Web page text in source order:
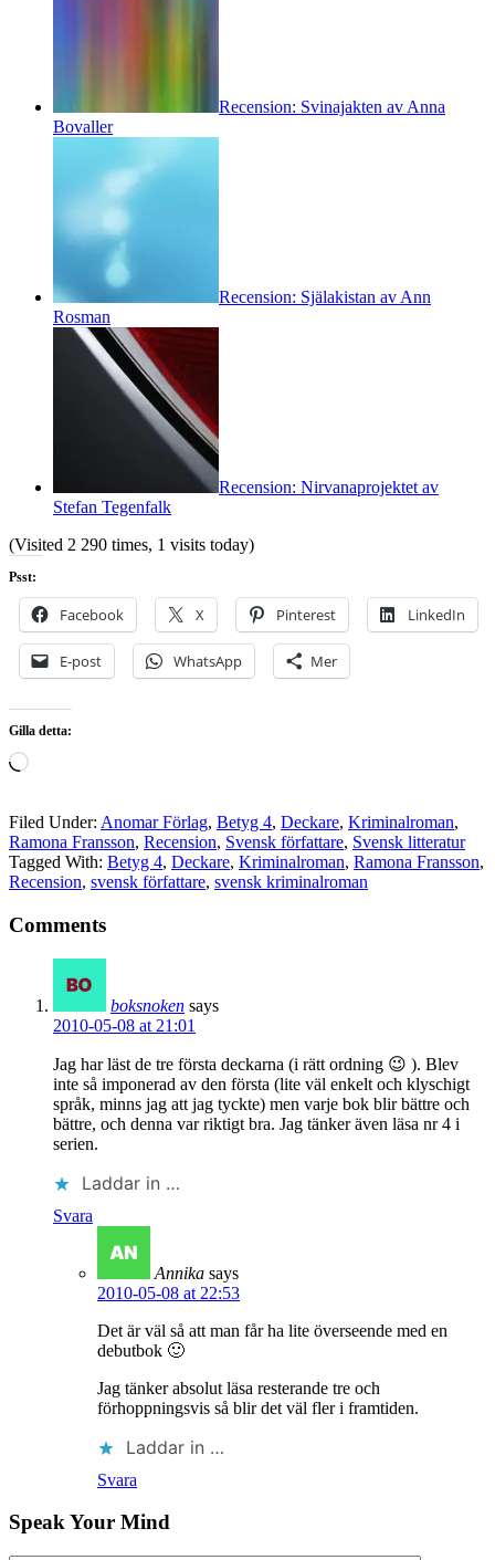
Recension: Svinajakten av Anna
Bovaller
Recension: Själakistan av Ann
Rosman
Recension: Nirvanaprojektet av
Stefan Tegenfalk
(Visited 2 290 times, 1 visits today)
Psst:
Facebook X Pinterest LinkedIn
E-post WhatsApp Mer
Gilla detta:
Laddar
Filed Under: Anomar Förlag, Betyg 4, Deckare, Kriminalroman,
Ramona Fransson, Recension, Svensk författare, Svensk litteratur
Tagged With: Betyg 4, Deckare, Kriminalroman, Ramona Fransson,
Recension, svensk författare, svensk kriminalroman
Comments
boksnoken says
2010-05-08 at 21:01
Jag har läst de tre första deckarna (i rätt ordning 😉 ). Blev
inte så imponerad av den första (lite väl enkelt och klyschigt
språk, minns jag att jag tyckte) men varje bok blir bättre och
bättre, och denna var riktigt bra. Jag tänker även läsa nr 4 i
serien.
Laddar in …
Svara
Annika says
2010-05-08 at 22:53
Det är väl så att man får ha lite överseende med en
debutbok 🙂
Jag tänker absolut läsa resterande tre och
förhoppningsvis så blir det väl fler i framtiden.
Laddar in …
Svara
Speak Your Mind